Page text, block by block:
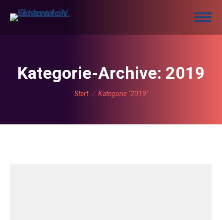
Kategorie-Archive: 2019
Sie befinden sich hier:
Start Kategorie "2019"